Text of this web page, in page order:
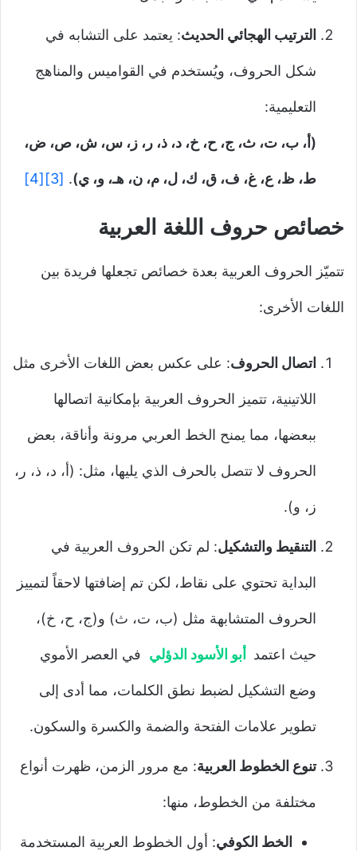
الترتيب الهجائي الحديث: يعتمد على التشابه في
شكل الحروف، ويُستخدم في القواميس والمناهج
التعليمية:
(أ، ب، ت، ث، ج، ح، خ، د، ذ، ر، ز، س، ش، ص، ض،
ط، ظ، ع، غ، ف، ق، ك، ل، م، ن، هـ، و، ي).
[3]
[4]
خصائص حروف اللغة العربية
تتميّز الحروف العربية بعدة خصائص تجعلها فريدة بين
اللغات الأخرى:
اتصال الحروف: على عكس بعض اللغات الأخرى مثل
اللاتينية، تتميز الحروف العربية بإمكانية اتصالها
ببعضها، مما يمنح الخط العربي مرونة وأناقة، بعض
الحروف لا تتصل بالحرف الذي يليها، مثل: (أ، د، ذ، ر،
ز، و).
التنقيط والتشكيل: لم تكن الحروف العربية في
البداية تحتوي على نقاط، لكن تم إضافتها لاحقاً لتمييز
الحروف المتشابهة مثل (ب، ت، ث) و(ج، ح، خ)،
حيث اعتمد أبو الأسود الدؤلي في العصر الأموي
وضع التشكيل لضبط نطق الكلمات، مما أدى إلى
تطوير علامات الفتحة والضمة والكسرة والسكون.
تنوع الخطوط العربية: مع مرور الزمن، ظهرت أنواع
مختلفة من الخطوط، منها:
الخط الكوفي: أول الخطوط العربية المستخدمة